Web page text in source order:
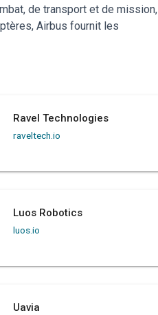
de transport et de mission,
Airbus fournit les
Ravel Technologies
raveltech.io
Luos Robotics
luos.io
Uavia